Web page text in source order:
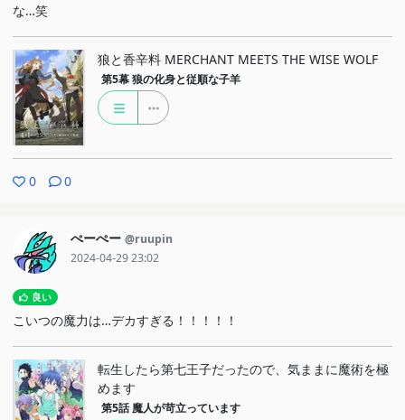
な…笑
狼と香辛料 MERCHANT MEETS THE WISE WOLF
第5幕 狼の化身と従順な子羊
0 0
ぺーぺー @ruupin
2024-04-29 23:02
良い
こいつの魔力は…デカすぎる！！！！！
転生したら第七王子だったので、気ままに魔術を極
めます
第5話 魔人が苛立っています